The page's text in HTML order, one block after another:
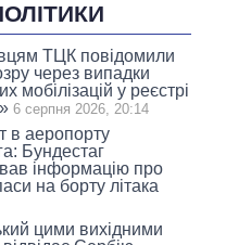
ТЦК повідомили
через випадки
мобілізацій у реєстрі
6 серпня 2026, 20:14
в аеропорту
Бундестаг
інформацію про
на борту літака
цими вихідними